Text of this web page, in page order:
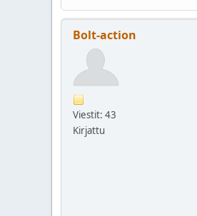
Bolt-action
Viestit: 43
Kirjattu